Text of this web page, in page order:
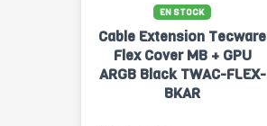
EN STOCK
Cable Extension Tecware
Flex Cover MB + GPU
ARGB Black TWAC-FLEX-
BKAR